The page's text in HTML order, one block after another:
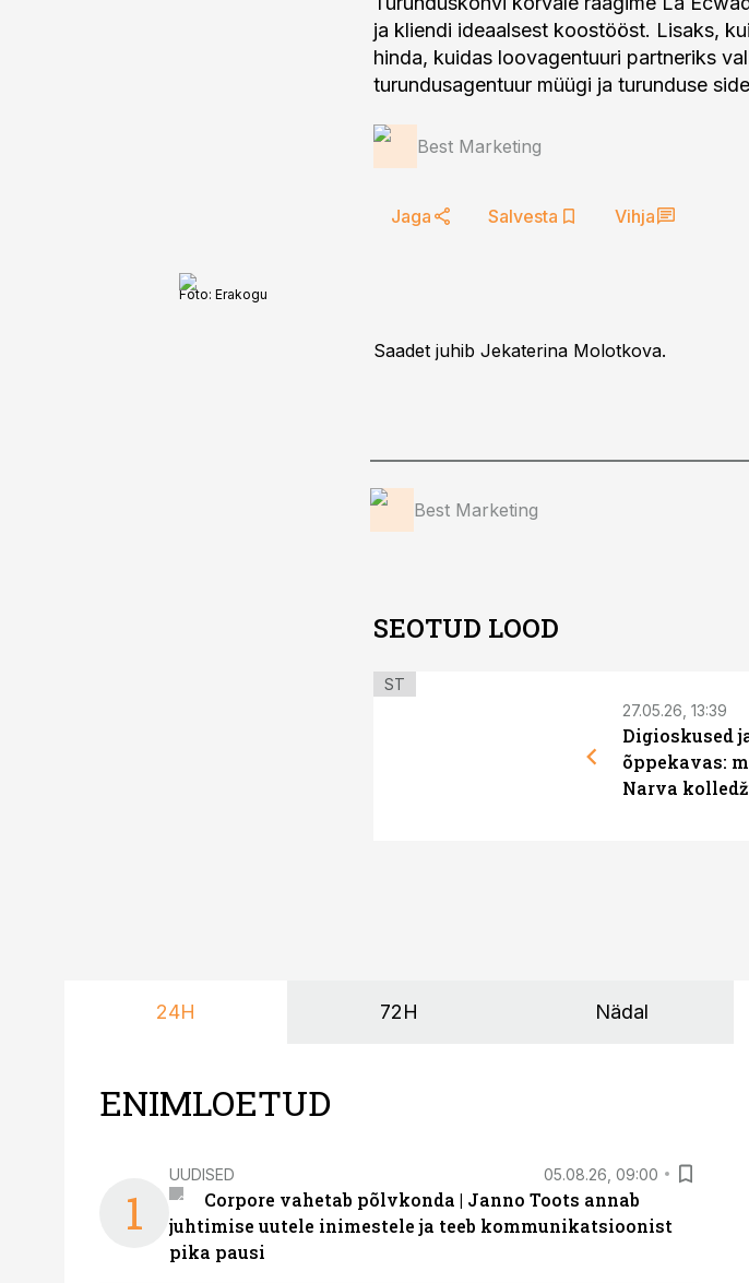
ja kliendi ideaalsest koostööst. Lisaks,
hinda, kuidas loovagentuuri partneriks
turundusagentuur müügi ja turunduse
Best Marketing
Jaga Salvesta Vihja
Foto: Erakogu
Saadet juhib Jekaterina Molotkova.
Best Marketing
SEOTUD LOOD
ST
27.05.26, 13:39
Digioskused
õppekavas:
Narva
24H 72H Nädal
ENIMLOETUD
1
UUDISED 05.08.26, 09:00
Corpore vahetab põlvkonda | Janno Toots annab
juhtimise uutele inimestele ja teeb kommunikatsioonist
pika pausi